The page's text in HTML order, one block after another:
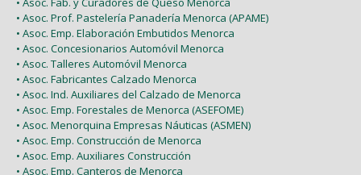
• Asoc. Prof. Pastelería Panadería Menorca (APAME)
• Asoc. Emp. Elaboración Embutidos Menorca
• Asoc. Concesionarios Automóvil Menorca
• Asoc. Talleres Automóvil Menorca
• Asoc. Fabricantes Calzado Menorca
• Asoc. Ind. Auxiliares del Calzado de Menorca
• Asoc. Emp. Forestales de Menorca (ASEFOME)
• Asoc. Menorquina Empresas Náuticas (ASMEN)
• Asoc. Emp. Construcción de Menorca
• Asoc. Emp. Auxiliares Construcción
• Asoc. Emp. Canteros de Menorca